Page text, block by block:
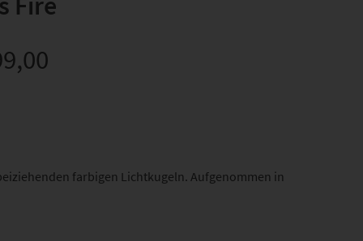
farbigen Lichtkugeln. Aufgenommen in